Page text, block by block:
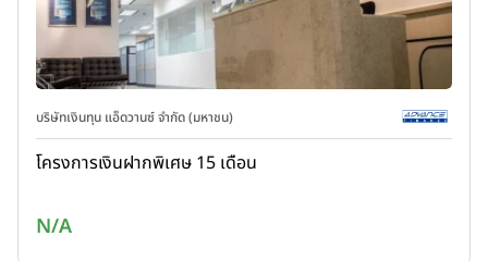
บริษัทเงินทุน แอ็ดวานซ์ จำกัด (มหาชน)
โครงการเงินฝากพิเศษ 15 เดือน
N/A